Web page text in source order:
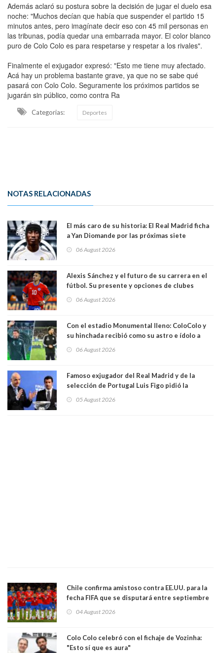
Además aclaró su postura sobre la decisión de jugar el duelo esa
noche: "Muchos decían que había que suspender el partido 15
minutos antes, pero imagínate decir eso con 45 mil personas en
las tribunas, podía quedar una embarrada mayor. El color blanco
puro de Colo Colo es para respetarse y respetar a los rivales".
Finalmente el exjugador expresó: "Esto me tiene muy afectado.
Acá hay un problema bastante grave, ya que no se sabe qué
pasará con Colo Colo. Seguramente los próximos partidos se
jugarán sin público, como contra Ra
Categorias: Deportes
NOTAS RELACIONADAS
El más caro de su historia: El Real Madrid ficha
a Yan Diomande por las próximas siete
06 August 2026
Alexis Sánchez y el futuro de su carrera en el
fútbol. Su presente y opciones de clubes
06 August 2026
Con el estadio Monumental lleno: ColoColo y
su hinchada recibió como su astro e ídolo a
06 August 2026
Famoso exjugador del Real Madrid y de la
selección de Portugal Luis Figo pidió la
comportamiento más bajo y cobarde que he
05 August 2026
Chile confirma amistoso contra EE.UU. para la
fecha FIFA que se disputará entre septiembre
04 August 2026
Colo Colo celebró con el fichaje de Vozinha:
"Esto sí que es aura"